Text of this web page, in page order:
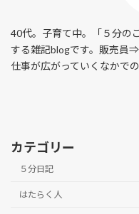
40代。子育て中。「５分の
する雑記blogです。販売員
仕事が広がっていくなかで
カテゴリー
５分日記
はたらく人